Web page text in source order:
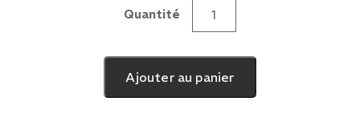
Quantitéquantité
Playlife
Rave
Park
Ajouter au panier